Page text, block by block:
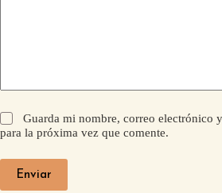
Guarda mi nombre, correo electrónico
para la próxima vez que comente.
Enviar